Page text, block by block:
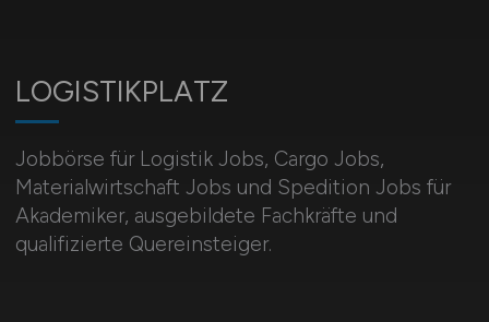
LOGISTIKPLATZ
Jobbörse für Logistik Jobs, Cargo Jobs,
Materialwirtschaft Jobs und Spedition Jobs für
Akademiker, ausgebildete Fachkräfte und
qualifizierte Quereinsteiger.